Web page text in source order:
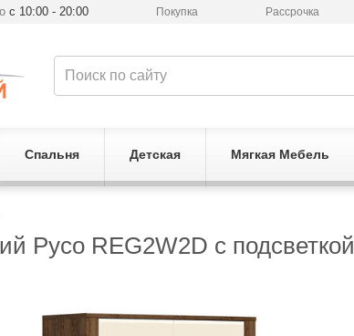
с 10:00 - 20:00 Покупка Рассрочка
Спальня Детская Мягкая Мебель
Русо REG2W2D с подсветкой